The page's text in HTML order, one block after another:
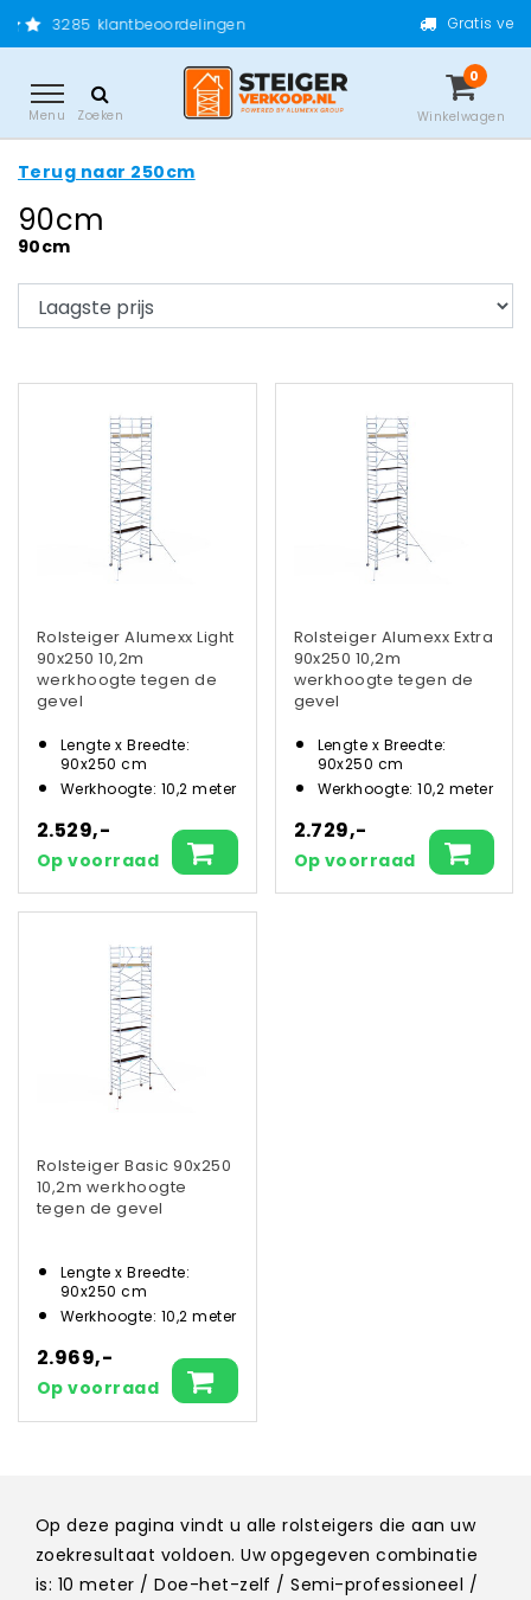
Gratis verzending vanaf
Menu Zoeken
0
Winkelwagen
Terug naar 250cm
90cm
90cm
Rolsteiger Alumexx Light
90x250 10,2m
werkhoogte tegen de
gevel
Lengte x Breedte:
90x250 cm
Werkhoogte: 10,2 meter
2.529,-
Op voorraad
Rolsteiger Alumexx Extra
90x250 10,2m
werkhoogte tegen de
gevel
Lengte x Breedte:
90x250 cm
Werkhoogte: 10,2 meter
2.729,-
Op voorraad
Rolsteiger Basic 90x250
10,2m werkhoogte
tegen de gevel
Lengte x Breedte:
90x250 cm
Werkhoogte: 10,2 meter
2.969,-
Op voorraad
Op deze pagina vindt u alle rolsteigers die aan uw
zoekresultaat voldoen. Uw opgegeven combinatie
is: 10 meter / Doe-het-zelf / Semi-professioneel /